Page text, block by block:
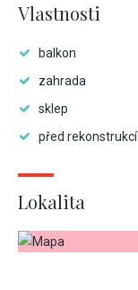
Vlastnosti
balkon
zahrada
sklep
před rekonstrukcí
Lokalita